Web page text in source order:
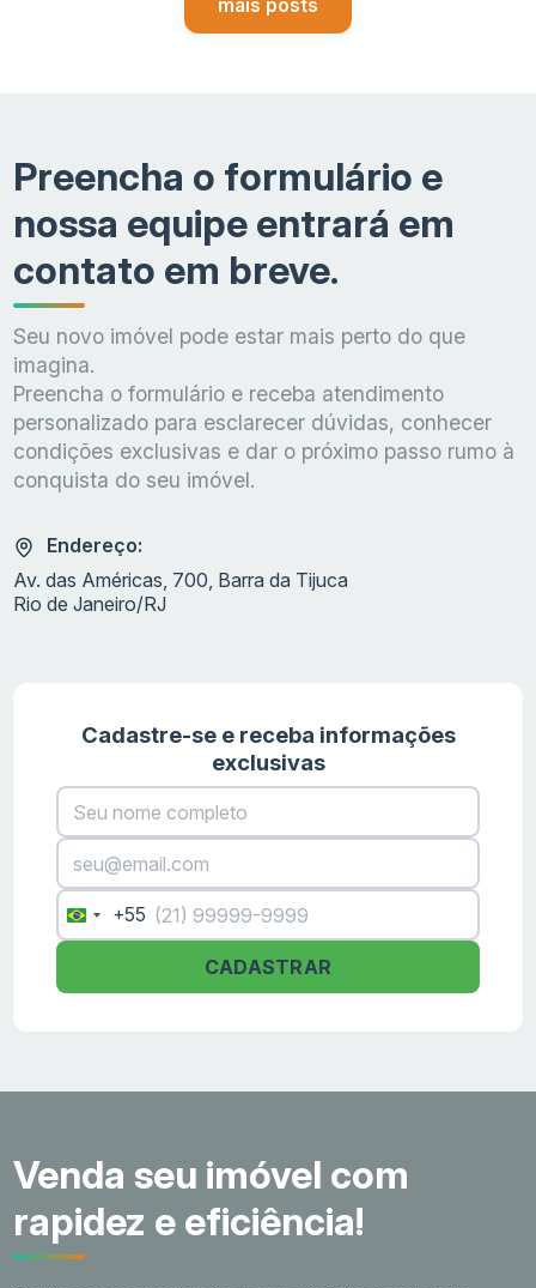
mais posts
Preencha o formulário e
nossa equipe entrará em
contato em breve.
Seu novo imóvel pode estar mais perto do que
imagina.
Preencha o formulário e receba atendimento
personalizado para esclarecer dúvidas, conhecer
condições exclusivas e dar o próximo passo rumo à
conquista do seu imóvel.
Endereço:
Av. das Américas, 700, Barra da Tijuca
Rio de Janeiro/RJ
Cadastre-se e receba informações
exclusivas
Brazil
+55
+55
CADASTRAR
Venda seu imóvel com
rapidez e eficiência!